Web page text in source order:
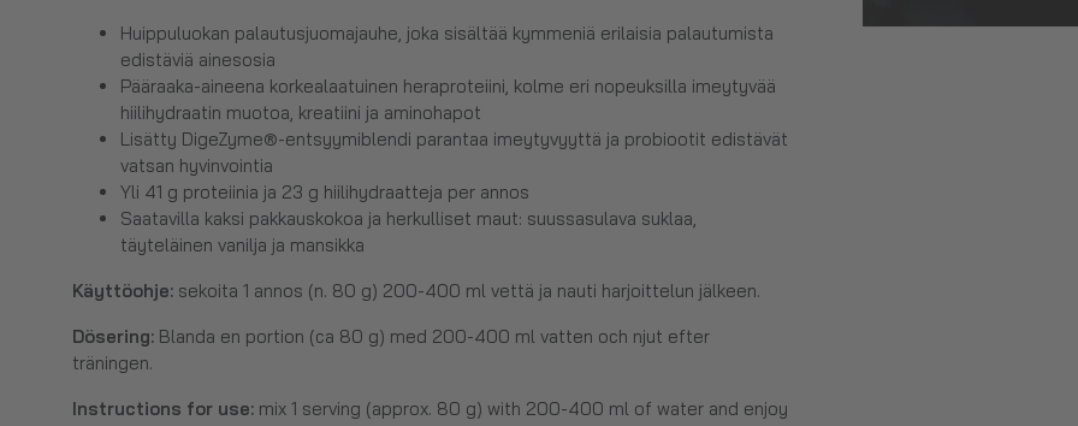
Huippuluokan palautusjuomajauhe, joka sisältää kymmeniä erilaisia palautumista
edistäviä ainesosia
Pääraaka-aineena korkealaatuinen heraproteiini, kolme eri nopeuksilla imeytyvää
hiilihydraatin muotoa, kreatiini ja aminohapot
Lisätty DigeZyme®-entsyymiblendi parantaa imeytyvyyttä ja probiootit edistävät
vatsan hyvinvointia
Yli 41 g proteiinia ja 23 g hiilihydraatteja per annos
Saatavilla kaksi pakkauskokoa ja herkulliset maut: suussasulava suklaa,
täyteläinen vanilja ja mansikka
Käyttöohje: sekoita 1 annos (n. 80 g) 200-400 ml vettä ja nauti harjoittelun jälkeen.
Dösering: Blanda en portion (ca 80 g) med 200-400 ml vatten och njut efter
träningen.
Instructions for use: mix 1 serving (approx. 80 g) with 200-400 ml of water and enjoy